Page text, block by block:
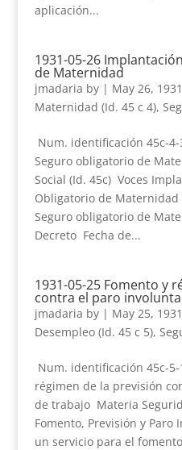
aplicación...
1931-05-26
de Maternidad
jmadaria by | May 26, 1931
Maternidad (Id. 45 c 4),
Num. identificación 45c-
Seguro obligatorio de
Social (Id. 45c) Voces
Obligatorio de
Seguro obligatorio de
Decreto Fecha de...
1931-05-25 Fomento y
contra el paro
jmadaria by | May 25, 1931
Desempleo (Id. 45 c 5),
Num. identificación 45c-
régimen de la previsión
de trabajo Materia
Fomento, Previsión y Paro
un servicio para el